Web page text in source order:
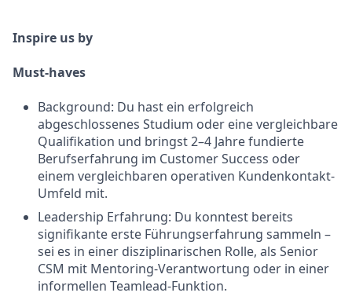
Inspire us by
Must-haves
Background: Du hast ein erfolgreich
abgeschlossenes Studium oder eine vergleichbare
Qualifikation und bringst 2–4 Jahre fundierte
Berufserfahrung im Customer Success oder
einem vergleichbaren operativen Kundenkontakt-
Umfeld mit.
Leadership Erfahrung: Du konntest bereits
signifikante erste Führungserfahrung sammeln –
sei es in einer disziplinarischen Rolle, als Senior
CSM mit Mentoring-Verantwortung oder in einer
informellen Teamlead-Funktion.